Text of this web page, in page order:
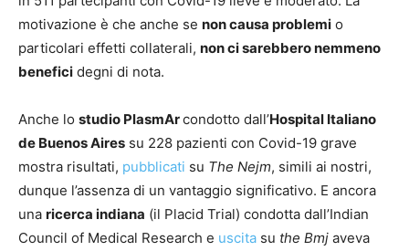
motivazione è che anche se non causa problemi o
particolari effetti collaterali, non ci sarebbero nemmeno
benefici degni di nota.
Anche lo studio PlasmArcondotto dall’Hospital Italiano
de Buenos Aires su 228 pazienti con Covid-19 grave
mostra risultati, pubblicati su The Nejm, simili ai nostri,
dunque l’assenza di un vantaggio significativo. E ancora
una ricerca indiana (il Placid Trial) condotta dall’Indian
Council of Medical Research e uscita su the Bmj aveva